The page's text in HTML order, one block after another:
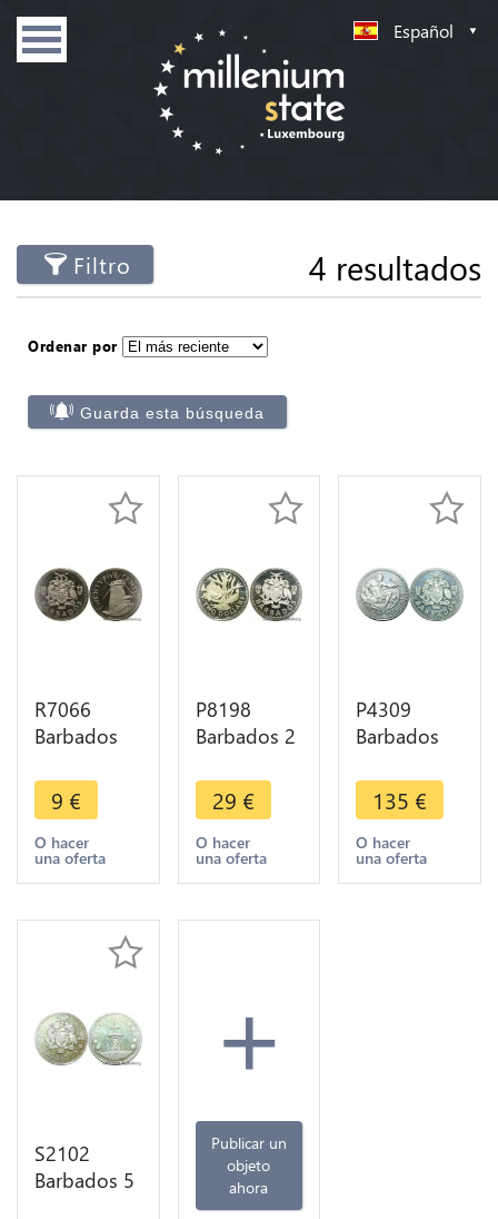
Español
Filtro 4 resultados
Ordenar por
Guarda esta búsqueda
R7066
Barbados
Morgan
Lewis
Windmill
1975 Proof
offer
9 €
O hacer
una oferta
P8198
Barbados 2
Fountain
Elizabeth II
1973 Silver
PROOF -
29 €
O hacer
una oferta
P4309
Barbados
1974
Neptun
Fisch
Dreizack
135 €
O hacer
una oferta
S2102
Barbados 5
+
Publicar un
objeto
ahora